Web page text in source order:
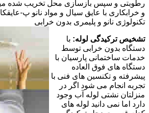
رطوبتی و سپس بازسازی محل تخریب شده
و خرابکاری با عایق سیال و مواد نانو پ-
تکنولوژی نانو و پلیمری بدون خرابی
تشخیص ترکیدگی لوله: با
دستگاه بدون خرابی توسط
خدمات ساختمانی پارسیان با
دستگاه های فوق العاده
پیشرفته و تکنسین های فنی با
تجربه انجام می شود اگر در
منزلتان نشتی لوله آب وجود
دارد اما نمی دانید لوله های